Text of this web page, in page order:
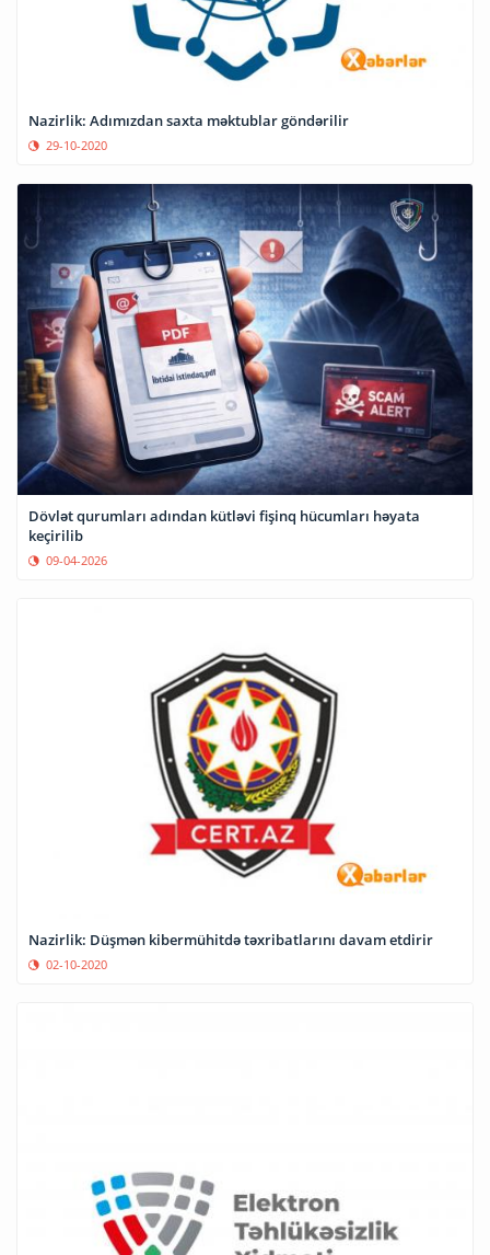
Nazirlik: Adımızdan saxta məktublar göndərilir
29-10-2020
Dövlət qurumları adından kütləvi fişinq hücumları həyata
keçirilib
09-04-2026
Nazirlik: Düşmən kibermühitdə təxribatlarını davam etdirir
02-10-2020